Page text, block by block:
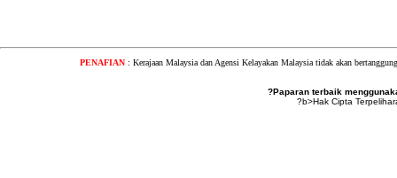
PENAFIAN : Kerajaan Malaysia dan Agensi Kelayakan Malaysia tidak akan
?Paparan terbaik
?b>Hak Cipta